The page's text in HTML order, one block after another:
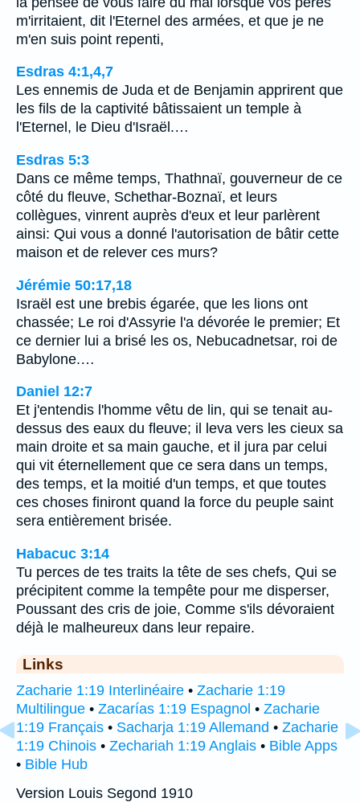
m'irritaient, dit l'Eternel des armées, et que je ne
m'en suis point repenti,
Esdras 4:1,4,7
Les ennemis de Juda et de Benjamin apprirent que
les fils de la captivité bâtissaient un temple à
l'Eternel, le Dieu d'Israël.…
Esdras 5:3
Dans ce même temps, Thathnaï, gouverneur de ce
côté du fleuve, Schethar-Boznaï, et leurs
collègues, vinrent auprès d'eux et leur parlèrent
ainsi: Qui vous a donné l'autorisation de bâtir cette
maison et de relever ces murs?
Jérémie 50:17,18
Israël est une brebis égarée, que les lions ont
chassée; Le roi d'Assyrie l'a dévorée le premier; Et
ce dernier lui a brisé les os, Nebucadnetsar, roi de
Babylone.…
Daniel 12:7
Et j'entendis l'homme vêtu de lin, qui se tenait au-
dessus des eaux du fleuve; il leva vers les cieux sa
main droite et sa main gauche, et il jura par celui
qui vit éternellement que ce sera dans un temps,
des temps, et la moitié d'un temps, et que toutes
ces choses finiront quand la force du peuple saint
sera entièrement brisée.
Habacuc 3:14
Tu perces de tes traits la tête de ses chefs, Qui se
précipitent comme la tempête pour me disperser,
Poussant des cris de joie, Comme s'ils dévoraient
déjà le malheureux dans leur repaire.
Links
Zacharie 1:19 Interlinéaire • Zacharie 1:19
Multilingue • Zacarías 1:19 Espagnol • Zacharie
1:19 Français • Sacharja 1:19 Allemand • Zacharie
1:19 Chinois • Zechariah 1:19 Anglais • Bible Apps
• Bible Hub
Version Louis Segond 1910